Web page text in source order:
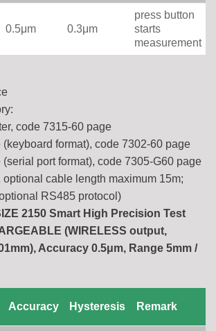
0.5μm 0.3μm
press button
starts
measurement
code 7315-60 page
format), code 7302-60 page
port format), code 7305-G60 page
optional cable length maximum 15m;
RS485 protocol)
2150 Smart High Precision Test
(WIRELESS output,
Accuracy 0.5μm, Range 5mm /
Accuracy Hysteresis Remark